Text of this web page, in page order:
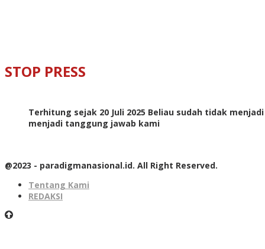
STOP PRESS
Terhitung sejak 20 Juli 2025 Beliau sudah tidak
menjadi tanggung jawab kami
@2023 - paradigmanasional.id. All Right Reserved.
Tentang Kami
REDAKSI